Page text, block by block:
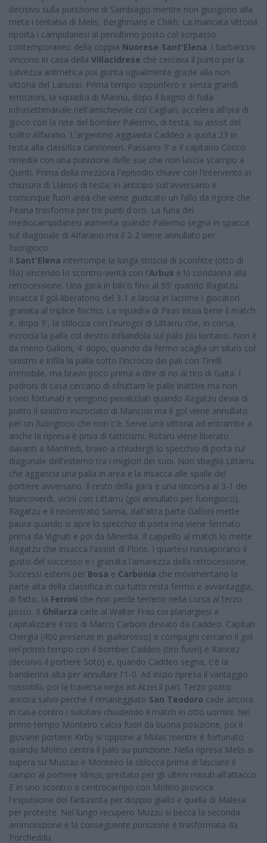
decisivo sulla punizione di Sambiagio mentre non giungono alla
meta i tentativi di Melis, Berghmans e Chikh. La mancata vittoria
riporta i campidanesi al penultimo posto col sorpasso
contemporaneo della coppia Nuorese-Sant'Elena. I barbaricini
vincono in casa della Villacidrese che cercava il punto per la
salvezza aritmetica poi giunta ugualmente grazie alla non
vittoria del Lanusei. Prima tempo soporifero e senza grandi
emozioni, la squadra di Mannu, dopo il bagno di folla
infrasettimanale nell'amichevole col Cagliari, accelera all'ora di
gioco con la rete del bomber Palermo, di testa, su assist del
solito Alfarano. L'argentino agguanta Caddeo a quota 23 in
testa alla classifica cannonieri. Passano 3' e il capitano Cocco
rimedia con una punizione delle sue che non lascia scampo a
Quiriti. Prima della mezzora l'episodio chiave con l'intervento in
chiusura di Llanos di testa, in anticipo sull'avversario e
comunque fuori area che viene giudicato un fallo da rigore che
Peana trasforma per tre punti d'oro. La furia dei
mediocampidanesi aumenta quando Palermo segna in spacca
sul diagonale di Alfarano ma il 2-2 viene annullato per
fuorigioco.
Il Sant'Elena interrompe la lunga striscia di sconfitte (otto di
fila) vincendo lo scontro-verità con l'Arbus e lo condanna alla
retrocessione. Una gara in bilico fino al 95' quando Ragatzu
insacca il gol-liberatorio del 3-1 e lascia in lacrime i giocatori
granata al triplice fischio. La squadra di Piras inizia bene il match
e, dopo 9', la sblocca con l'eurogol di Littarru che, in corsa,
incrocia la palla col destro infilandola sul palo più lontano. Non è
da meno Galloni, 4' dopo, quando da fermo scaglia un siluro col
sinistro e infila la palla sotto l'incrocio dei pali con Tirelli
immobile, ma bravo poco prima a dire di no al tiro di Gaita. I
padroni di casa cercano di sfruttare le palle inattive ma non
sono fortunati e vengono penalizzati quando Ragatzu devia di
piatto il sinistro incrociato di Mancusi ma il gol viene annullato
per un fuorigioco che non c'è. Serve una vittoria ad entrambe a
anche la ripresa è priva di tatticismi. Rotaru viene liberato
davanti a Manfredi, bravo a chiudergli lo specchio di porta sul
diagonale dell'esterno tra i migliori dei suoi. Non sbaglia Littarru
che aggancia una palla in area e la insacca alle spalle del
portiere avversario. Il resto della gara è una rincorsa al 3-1 dei
biancoverdi, vicini con Littarru (gol annullato per fuorigioco),
Ragatzu e il neoentrato Sanna, dall'altra parte Galloni mette
paura quando si apre lo specchio di porta ma viene fermato
prima da Vignati e poi da Minerba. Il cappello al match lo mette
Ragatzu che insacca l'assist di Floris. I quartesi riassaporano il
gusto del successo e i granata l'amarezza della retrocessione.
Successi esterni per Bosa e Carbonia che movimentano la
parte alta della classifica in cui tutto resta fermo e avvantaggia,
di fatto, la Ferrini che non perde terreno nella corsa al terzo
posto. Il Ghilarza cade al Walter Frau coi planargiesi a
capitalizzare il tiro di Marco Carboni deviato da Caddeo. Capitan
Chergia (400 presenze in giallorosso) e compagni cercano il gol
nel primo tempo con il bomber Caddeo (tiro fuori) e Rancez
(decisivo il portiere Soto) e, quando Caddeo segna, c'è la
bandierina alta per annullare l'1-0. Ad inizio ripresa il vantaggio
rossoblù, poi la traversa nega ad Atzei il pari. Terzo posto
ancora salvo perché il rimaneggiato San Teodoro cade ancora
in casa contro i sulcitani chiudendo il match in otto uomini. Nel
primo tempo Monteiro calcia fuori da buona posizione, poi il
giovane portiere Kirby si oppone a Mulas mentre è fortunato
quando Molino centra il palo su punizione. Nella ripresa Melis si
supera su Muscas e Monteiro la sblocca prima di lasciare il
campo al portiere Idrissi, prestato per gli ultimi minuti all'attacco.
E in uno scontro a centrocampo con Molino provoca
l'espulsione del fantasista per doppio giallo e quella di Malesa
per proteste. Nel lungo recupero Muzzu si becca la seconda
ammonizione e la conseguente punizione è trasformata da
Porcheddu.